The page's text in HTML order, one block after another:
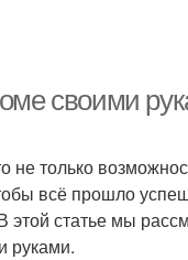
своими
только
всё прошло
этой статье мы
руками.